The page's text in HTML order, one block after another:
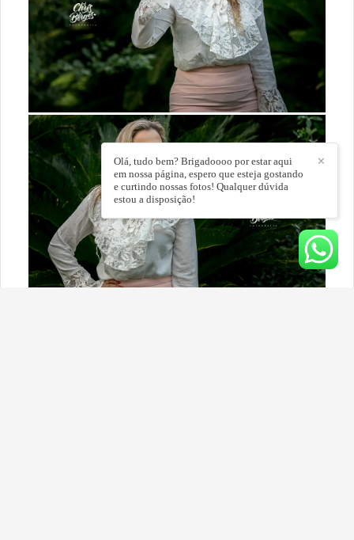
✕
Olá, tudo bem? Brigadoooo por estar aqui
em nossa página, espero que esteja gostando
e curtindo nossas fotos! Qualquer dúvida
estou a disposição!